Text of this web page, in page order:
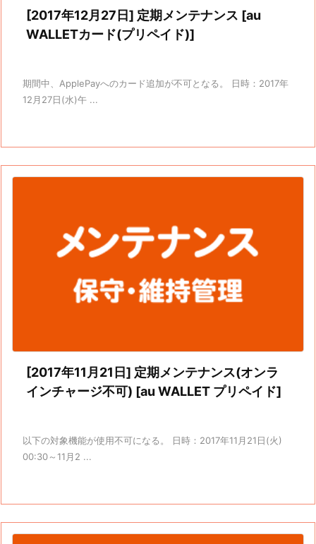
[2017年12月27日] 定期メンテナンス [au
WALLETカード(プリペイド)]
期間中、ApplePayへのカード追加が不可となる。 日時：2017年
12月27日(水)午 ...
[2017年11月21日] 定期メンテナンス(オンラ
インチャージ不可) [au WALLET プリペイド]
以下の対象機能が使用不可になる。 日時：2017年11月21日(火)
00:30～11月2 ...